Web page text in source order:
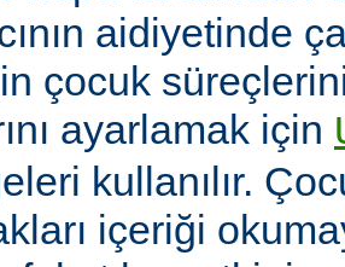
aidiyetinde
çocuk
ayarlamak için
kullanılır.
içeriği